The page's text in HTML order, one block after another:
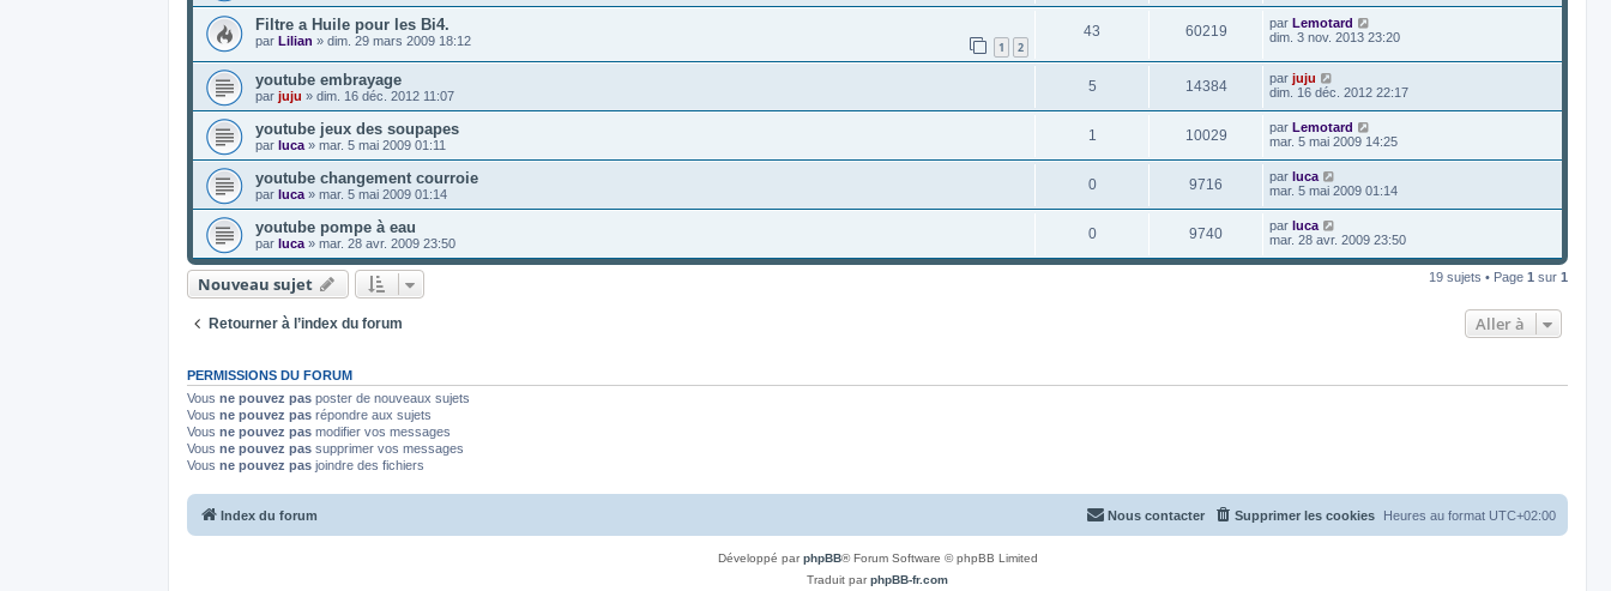
Filtre a Huile pour les Bi4.
par Lilian » dim. 29 mars 2009 18:12 1 2
43 60219 par Lemotard
dim. 3 nov. 2013 23:20
youtube embrayage
par juju » dim. 16 déc. 2012 11:07
5 14384 par juju
dim. 16 déc. 2012 22:17
youtube jeux des soupapes
par luca» mar. 5 mai 2009 01:11
1 10029 par Lemotard
mar. 5 mai 2009 14:25
youtube changement courroie
par luca» mar. 5 mai 2009 01:14
0 9716 par luca
mar. 5 mai 2009 01:14
youtube pompe à eau
par luca» mar. 28 avr. 2009 23:50
0 9740 par luca
mar. 28 avr. 2009 23:50
Nouveau sujet 19 sujets • Page 1 sur 1
Retourner à l’index du forum Aller à
PERMISSIONS DU FORUM
Vous ne pouvez pas poster de nouveaux sujets
Vous ne pouvez pas répondre aux sujets
Vous ne pouvez pas modifier vos messages
Vous ne pouvez pas supprimer vos messages
Vous ne pouvez pas joindre des fichiers
Index du forum Heures au format UTC+02:00
Supprimer les cookies
Nous contacter
Développé parphpBB® Forum Software © phpBB Limited
Traduit parphpBB-fr.com